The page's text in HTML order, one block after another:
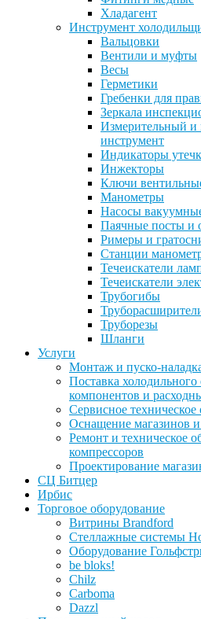
Хладагент
Инструмент
Вальцовки
Вентили и муфты
Весы
Герметики
Гребенки для
Зеркала
Измерительный и
инструмент
Индикаторы
Инжекторы
Ключи
Манометры
Насосы
Паячные посты и
Римеры и
Станции
Течеискатели
Течеискатели
Трубогибы
Труборезы
Шланги
Услуги
Монтаж и пуско-
Поставка холодильного
компонентов и
Сервисное
Оснащение магазинов
Ремонт и техническое
компрессоров
Проектирование
СЦ Битцер
Ирбис
Торговое оборудование
Витрины Brandford
Стеллажные системы
Оборудование
be bloks!
Chilz
Carboma
Dazzl